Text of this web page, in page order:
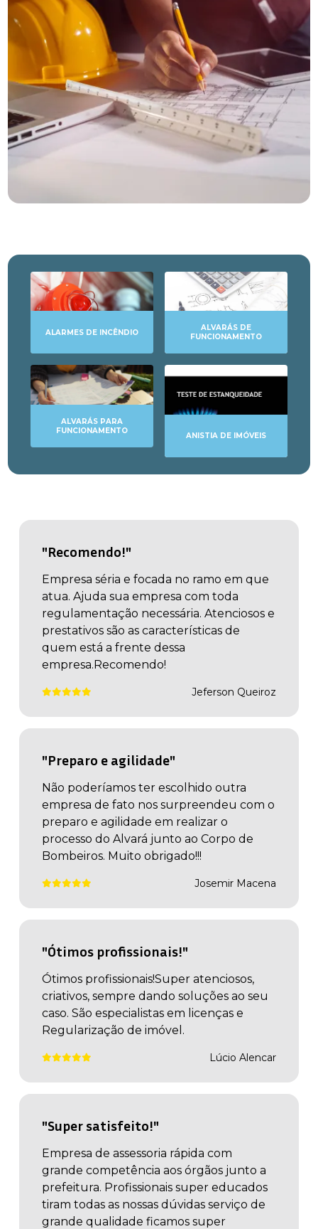
ALARMES DE INCÊNDIO
ALVARÁS DE
FUNCIONAMENTO
ALVARÁS PARA
FUNCIONAMENTO
ANISTIA DE IMÓVEIS
"Recomendo!"
Empresa séria e focada no ramo em que
atua. Ajuda sua empresa com toda
regulamentação necessária. Atenciosos e
prestativos são as características de
quem está a frente dessa
empresa.Recomendo!
Jeferson Queiroz
"Preparo e agilidade"
Não poderíamos ter escolhido outra
empresa de fato nos surpreendeu com o
preparo e agilidade em realizar o
processo do Alvará junto ao Corpo de
Bombeiros. Muito obrigado!!!
Josemir Macena
"Ótimos profissionais!"
Ótimos profissionais!Super atenciosos,
criativos, sempre dando soluções ao seu
caso. São especialistas em licenças e
Regularização de imóvel.
Lúcio Alencar
"Super satisfeito!"
Empresa de assessoria rápida com
grande competência aos órgãos junto a
prefeitura. Profissionais super educados
tiram todas as nossas dúvidas serviço de
grande qualidade ficamos super